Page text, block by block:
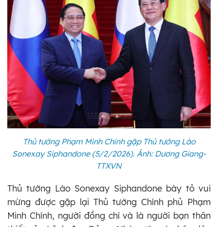
Thủ tướng Phạm Minh Chính gặp Thủ tướng Lào
Sonexay Siphandone (5/2/2026). Ảnh: Dương Giang-
TTXVN
Thủ tướng Lào Sonexay Siphandone bày tỏ vui
mừng được gặp lại Thủ tướng Chính phủ Phạm
Minh Chính, người đồng chí và là người bạn thân